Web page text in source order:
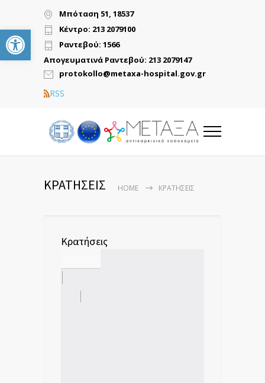
Ανοίξτε τη γραμμή εργαλείων
Μπόταση 51, 18537
Κέντρο: 213 2079100
Ραντεβού: 1566
Απογευματινά Ραντεβού: 213 2079147
protokollo@metaxa-hospital.gov.gr
RSS
ΚΡΑΤΗΣΕΙΣ HOME ΚΡΑΤΗΣΕΙΣ
Κρατήσεις